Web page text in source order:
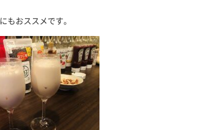
もおススメです。